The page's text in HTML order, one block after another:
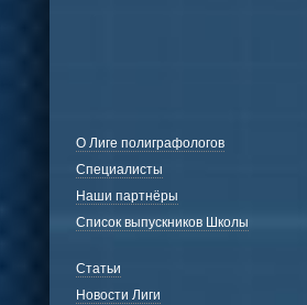
О Лиге полиграфологов
Специалисты
Наши партнёры
Список выпускников Школы
Статьи
Новости Лиги